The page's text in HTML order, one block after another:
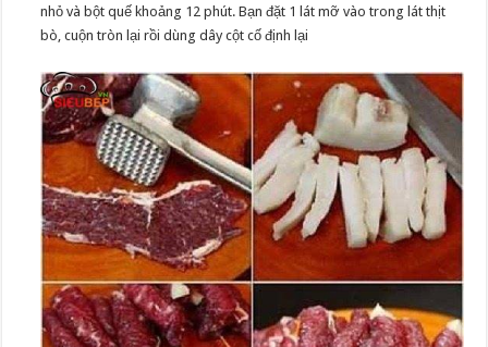
nhỏ và bột quế khoảng 12 phút. Bạn đặt 1 lát mỡ vào trong lát thịt
bò, cuộn tròn lại rồi dùng dây cột cố định lại